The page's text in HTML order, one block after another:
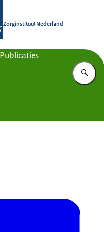
Zorginstituut Nederland
Publicaties